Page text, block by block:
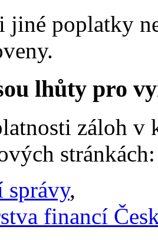
jiné poplatky
lhůty pro
záloh v
stránkách:
správy,
financí